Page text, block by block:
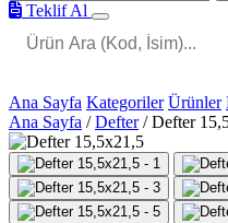
Teklif Al
Ana Sayfa Kategoriler Ürünler
Ana Sayfa / Defter / Defter